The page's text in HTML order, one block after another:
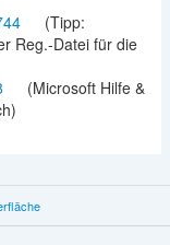
(Tipp:
Reg.-Datei für die
(Microsoft Hilfe &